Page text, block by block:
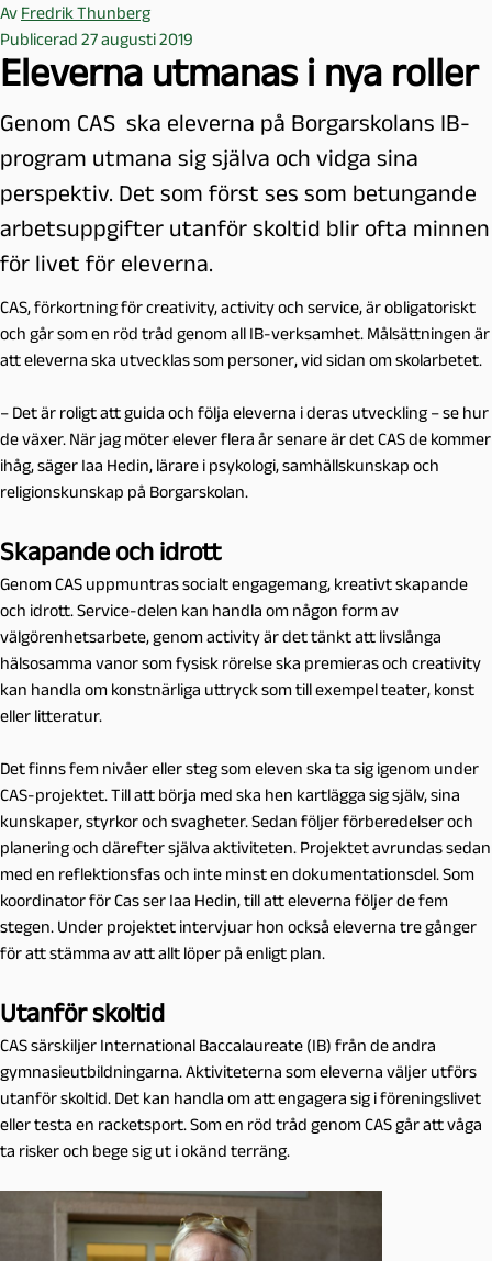
Av Fredrik Thunberg
Publicerad 27 augusti 2019
Eleverna utmanas i nya roller
Genom CAS ska eleverna på Borgarskolans IB-
program utmana sig själva och vidga sina
perspektiv. Det som först ses som betungande
arbetsuppgifter utanför skoltid blir ofta minnen
för livet för eleverna.
CAS, förkortning för creativity, activity och service, är obligatoriskt
och går som en röd tråd genom all IB-verksamhet. Målsättningen är
att eleverna ska utvecklas som personer, vid sidan om skolarbetet.
– Det är roligt att guida och följa eleverna i deras utveckling – se hur
de växer. När jag möter elever flera år senare är det CAS de kommer
ihåg, säger Iaa Hedin, lärare i psykologi, samhällskunskap och
religionskunskap på Borgarskolan.
Skapande och idrott
Genom CAS uppmuntras socialt engagemang, kreativt skapande
och idrott. Service-delen kan handla om någon form av
välgörenhetsarbete, genom activity är det tänkt att livslånga
hälsosamma vanor som fysisk rörelse ska premieras och creativity
kan handla om konstnärliga uttryck som till exempel teater, konst
eller litteratur.
Det finns fem nivåer eller steg som eleven ska ta sig igenom under
CAS-projektet. Till att börja med ska hen kartlägga sig själv, sina
kunskaper, styrkor och svagheter. Sedan följer förberedelser och
planering och därefter själva aktiviteten. Projektet avrundas sedan
med en reflektionsfas och inte minst en dokumentationsdel. Som
koordinator för Cas ser Iaa Hedin, till att eleverna följer de fem
stegen. Under projektet intervjuar hon också eleverna tre gånger
för att stämma av att allt löper på enligt plan.
Utanför skoltid
CAS särskiljer International Baccalaureate (IB) från de andra
gymnasieutbildningarna. Aktiviteterna som eleverna väljer utförs
utanför skoltid. Det kan handla om att engagera sig i föreningslivet
eller testa en racketsport. Som en röd tråd genom CAS går att våga
ta risker och bege sig ut i okänd terräng.